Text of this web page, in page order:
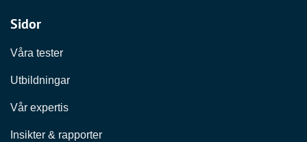
Sidor
Våra tester
Utbildningar
Vår expertis
Insikter & rapporter